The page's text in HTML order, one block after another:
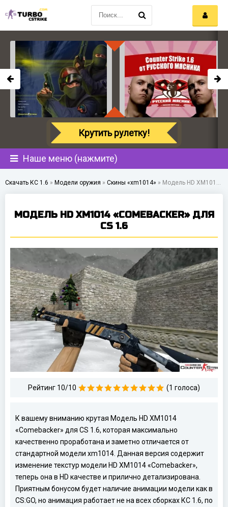
Наше меню (нажмите)
Скачать КС 1.6 » Модели оружия » Скины «xm1014» » Модель HD XM1014 «Comebacker» для CS 1.6
МОДЕЛЬ HD XM1014 «COMEBACKER» ДЛЯ
CS 1.6
Рейтинг 10/10 (1 голоса)
К вашему вниманию крутая Модель HD XM1014
«Comebacker» для CS 1.6, которая максимально
качественно проработана и заметно отличается от
стандартной модели xm1014. Данная версия содержит
изменение текстур модели HD XM1014 «Comebacker»,
теперь она в HD качестве и прилично детализирована.
Приятным бонусом будет наличие анимации модели как в
CS:GO, но анимация работает не на всех сборках КС 1.6, по
Крутить рулетку!